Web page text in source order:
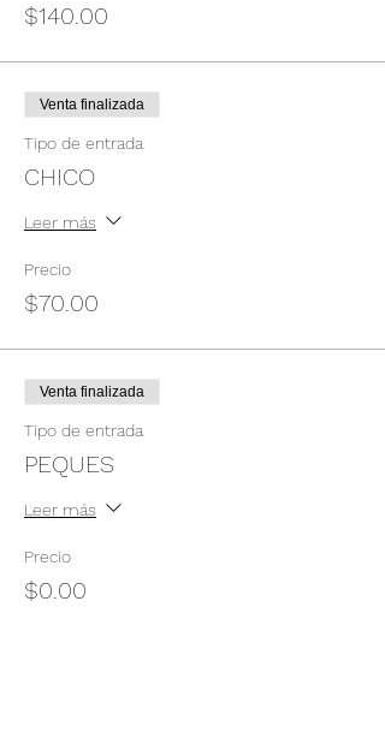
$140.00
Venta finalizada
Tipo de entrada
CHICO
Leer más
Precio
$70.00
Venta finalizada
Tipo de entrada
PEQUES
Leer más
Precio
$0.00